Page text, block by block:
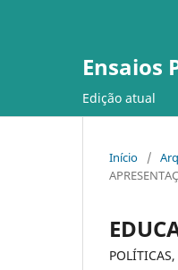
Ensaios
Edição atual
Início /